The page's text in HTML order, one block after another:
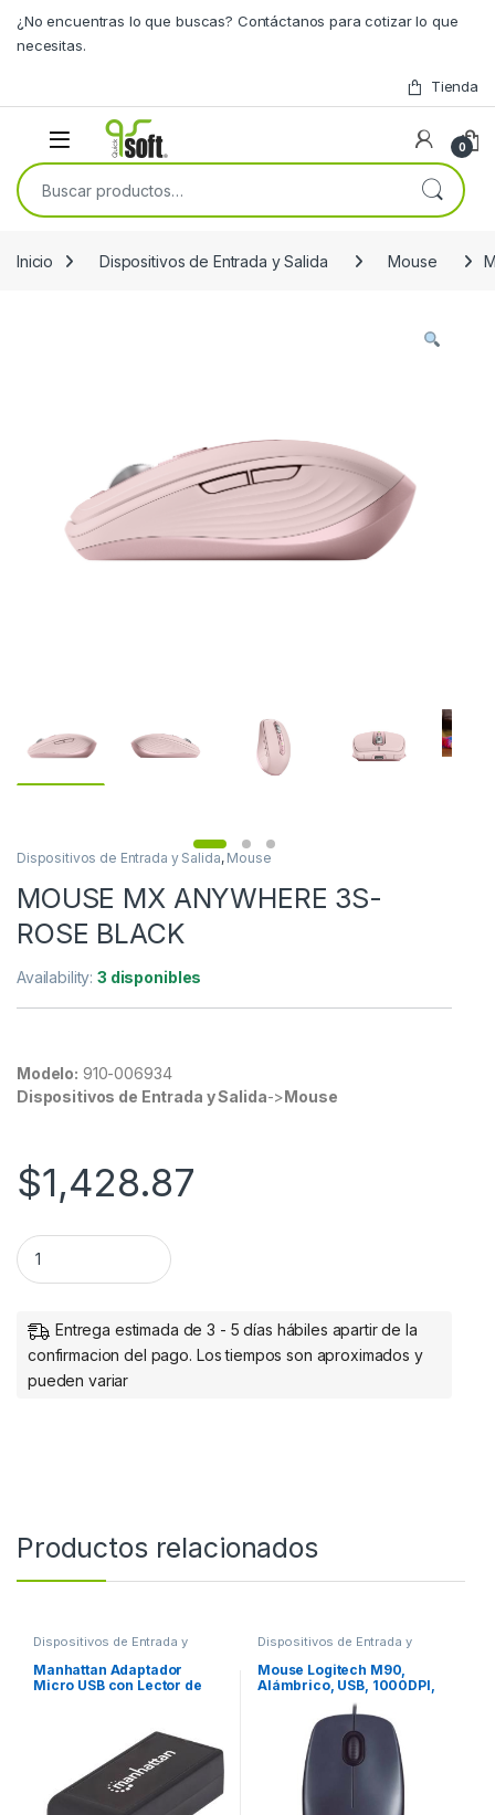
¿No encuentras lo que buscas? Contáctanos para cotizar lo que
necesitas.
Tienda
0
Buscar por:
Inicio Dispositivos de Entrada y Salida Mouse
Dispositivos de Entrada y Salida, Mouse
MOUSE MX ANYWHERE 3S-
ROSE BLACK
Availability:3 disponibles
Modelo: 910-006934
Dispositivos de Entrada y Salida->Mouse
$1,428.87
MOUSE MX ANYWHERE 3S-ROSE BLACK quantity
Entrega estimada de 3 - 5 días hábiles apartir de la
confirmacion del pago. Los tiempos son aproximados y
pueden variar
Productos relacionados
Dispositivos de Entrada y
Manhattan Adaptador
Micro USB con Lector de
Dispositivos de Entrada y
Mouse Logitech M90,
Alámbrico, USB, 1000DPI,
Negro – para Mac/PC